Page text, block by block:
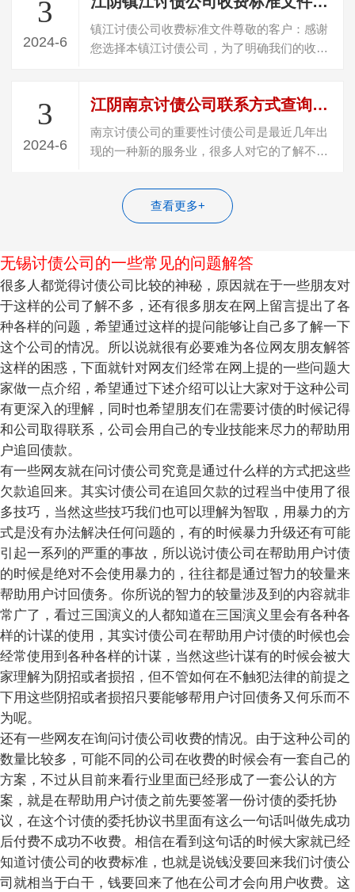
3
2024-6
镇江讨债公司收费标准文件尊敬的客户：感谢
您选择本镇江讨债公司，为了明确我们的收费
3
2024-6
江阴南京讨债公司联系方式查询电话号码是多少号(南京讨债公司联系电话查询)
南京讨债公司的重要性讨债公司是最近几年出
现的一种新的服务业，很多人对它的了解不
查看更多+
无锡讨债公司的一些常见的问题解答
很多人都觉得讨债公司比较的神秘，原因就在于一些朋友对
于这样的公司了解不多，还有很多朋友在网上留言提出了各
种各样的问题，希望通过这样的提问能够让自己多了解一下
这个公司的情况。所以说就很有必要难为各位网友朋友解答
这样的困惑，下面就针对网友们经常在网上提的一些问题大
家做一点介绍，希望通过下述介绍可以让大家对于这种公司
有更深入的理解，同时也希望朋友们在需要讨债的时候记得
和公司取得联系，公司会用自己的专业技能来尽力的帮助用
户追回债款。
有一些网友就在问讨债公司究竟是通过什么样的方式把这些
欠款追回来。其实讨债公司在追回欠款的过程当中使用了很
多技巧，当然这些技巧我们也可以理解为智取，用暴力的方
式是没有办法解决任何问题的，有的时候暴力升级还有可能
引起一系列的严重的事故，所以说讨债公司在帮助用户讨债
的时候是绝对不会使用暴力的，往往都是通过智力的较量来
帮助用户讨回债务。你所说的智力的较量涉及到的内容就非
常广了，看过三国演义的人都知道在三国演义里会有各种各
样的计谋的使用，其实讨债公司在帮助用户讨债的时候也会
经常使用到各种各样的计谋，当然这些计谋有的时候会被大
家理解为阴招或者损招，但不管如何在不触犯法律的前提之
下用这些阴招或者损招只要能够帮用户讨回债务又何乐而不
为呢。
还有一些网友在询问讨债公司收费的情况。由于这种公司的
数量比较多，可能不同的公司在收费的时候会有一套自己的
方案，不过从目前来看行业里面已经形成了一套公认的方
案，就是在帮助用户讨债之前先要签署一份讨债的委托协
议，在这个讨债的委托协议书里面有这么一句话叫做先成功
后付费不成功不收费。相信在看到这句话的时候大家就已经
知道讨债公司的收费标准，也就是说钱没要回来我们讨债公
司就相当于白干，钱要回来了他在公司才会向用户收费。这